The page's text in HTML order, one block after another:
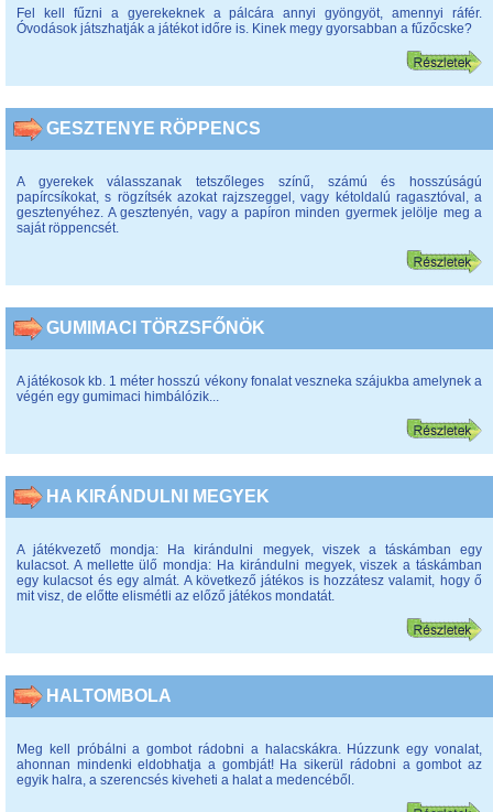
Fel kell fűzni a gyerekeknek a pálcára annyi gyöngyöt, amennyi ráfér.
Óvodások játszhatják a játékot időre is. Kinek megy gyorsabban a fűzőcske?
GESZTENYE RÖPPENCS
A gyerekek válasszanak tetszőleges színű, számú és hosszúságú
papírcsíkokat, s rögzítsék azokat rajzszeggel, vagy kétoldalú ragasztóval, a
gesztenyéhez. A gesztenyén, vagy a papíron minden gyermek jelölje meg a
saját röppencsét.
GUMIMACI TÖRZSFŐNÖK
A játékosok kb. 1 méter hosszú vékony fonalat veszneka szájukba amelynek a
végén egy gumimaci himbálózik...
HA KIRÁNDULNI MEGYEK
A játékvezető mondja: Ha kirándulni megyek, viszek a táskámban egy
kulacsot. A mellette ülő mondja: Ha kirándulni megyek, viszek a táskámban
egy kulacsot és egy almát. A következő játékos is hozzátesz valamit, hogy ő
mit visz, de előtte elismétli az előző játékos mondatát.
HALTOMBOLA
Meg kell próbálni a gombot rádobni a halacskákra. Húzzunk egy vonalat,
ahonnan mindenki eldobhatja a gombját! Ha sikerül rádobni a gombot az
egyik halra, a szerencsés kiveheti a halat a medencéből.